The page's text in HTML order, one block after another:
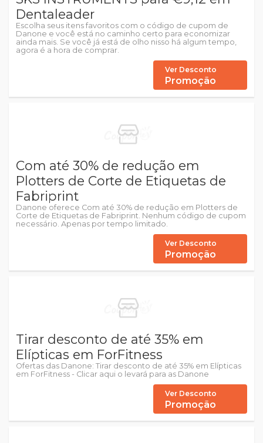
Dentaleader
Escolha seus itens favoritos com o código de cupom de
Danone e você está no caminho certo para economizar
ainda mais. Se você já está de olho nisso há algum tempo,
agora é a hora de comprar.
Ver Desconto
Promoção
Com até 30% de redução em
Plotters de Corte de Etiquetas de
Fabriprint
Danone oferece Com até 30% de redução em Plotters de
Corte de Etiquetas de Fabriprint. Nenhum código de cupom
necessário. Apenas por tempo limitado.
Ver Desconto
Promoção
Tirar desconto de até 35% em
Elípticas em ForFitness
Ofertas das Danone: Tirar desconto de até 35% em Elípticas
em ForFitness - Clicar aqui o levará para as Danone
Ver Desconto
Promoção